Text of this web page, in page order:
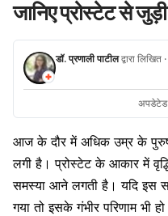
जानिए प्रोस्टेट से
डॉ. प्रणाली पाटीलद्वारा लिखित
आज के दौर में अधिक उम्र के
लगी है। प्रोस्टेट के आकार में
समस्या आने लगती है। यदि इस
गया तो इसके गंभीर परिणाम भी हो